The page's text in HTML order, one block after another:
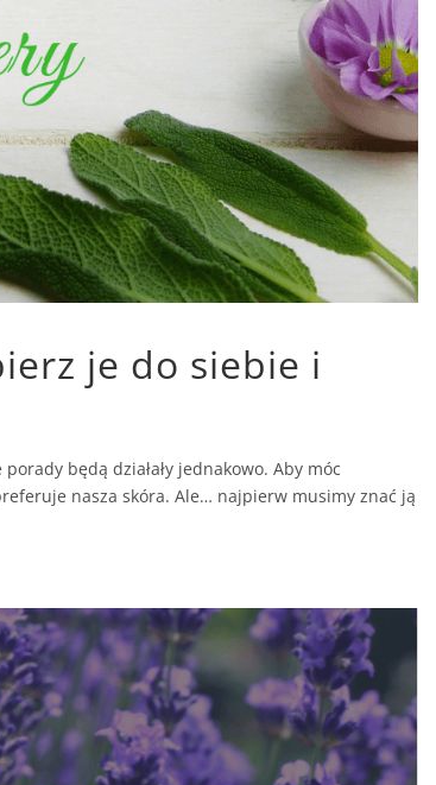
je do siebie i
będą działały jednakowo. Aby móc
nasza skóra. Ale… najpierw musimy znać ją